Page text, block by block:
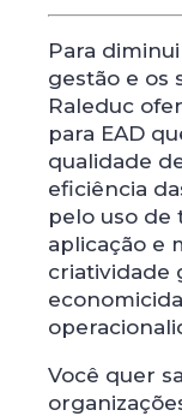
Para
gestão e os
Raleduc
para EAD
qualidade
eficiência
pelo uso de
aplicação e
criatividade
Você quer